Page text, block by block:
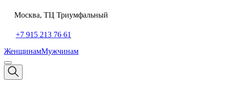
Москва, ТЦ Триумфальный
+7 915 213 76 61
ЖенщинамМужчинам